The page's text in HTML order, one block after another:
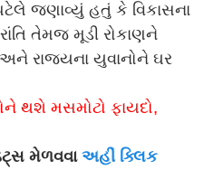
જણાવ્યું હતું કે વિકાસના
તેમજ મૂડી રોકાણને
રાજ્યના યુવાનોને ઘર
થશે મસમોટો ફાયદો,
મેળવવા અહીં ક્લિક